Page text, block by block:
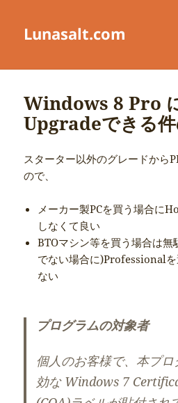
Lunasalt.com
Windows 8 Pro
Upgradeできる
スターター以外のグレードから
ので、
メーカー製PCを買う場合に
しなくて良い
BTOマシン等を買う場合は
でない場合に)Professional
ない
プログラムの対象者
個人のお客様で、本プ
効な Windows 7